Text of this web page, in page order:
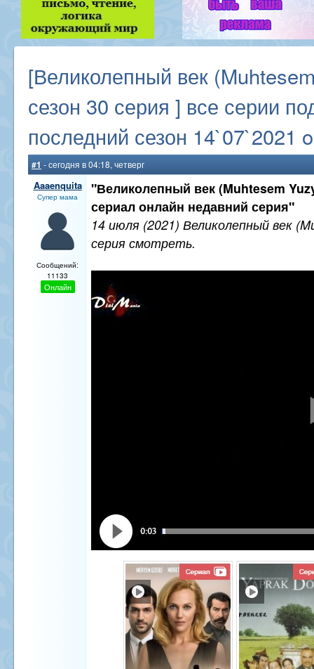
[Великолепный век
сезон 30 серия ] все серии
последний сезон 14`07`2021
#1 - сегодня в 04:18, четверг
Aaaenquita
Супер мама
Сообщений:
11133
Онлайн
"Великолепный век (Muhtesem
сериал онлайн недавний серия"
14 июля (2021) Великолепный век
серия смотреть.